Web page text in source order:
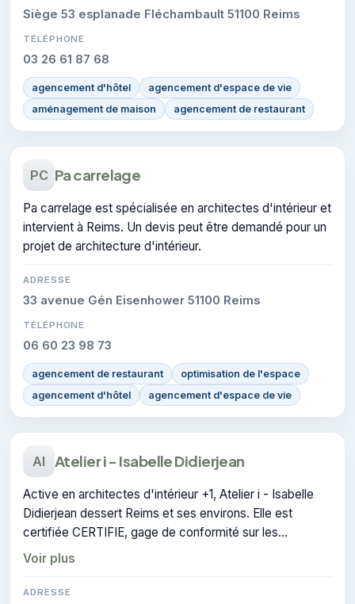
Siège 53 esplanade Fléchambault 51100 Reims
TÉLÉPHONE
03 26 61 87 68
agencement d'hôtel
agencement d'espace de vie
aménagement de maison
agencement de restaurant
PC Pa carrelage
Pa carrelage est spécialisée en architectes d'intérieur et
intervient à Reims. Un devis peut être demandé pour un
projet de architecture d'intérieur.
ADRESSE
33 avenue Gén Eisenhower 51100 Reims
TÉLÉPHONE
06 60 23 98 73
agencement de restaurant
optimisation de l'espace
agencement d'hôtel
agencement d'espace de vie
AI Atelier i - Isabelle Didierjean
Active en architectes d'intérieur +1, Atelier i - Isabelle
Didierjean dessert Reims et ses environs. Elle est
certifiée CERTIFIE, gage de conformité sur les
interventions réalisées.
Voir plus
ADRESSE